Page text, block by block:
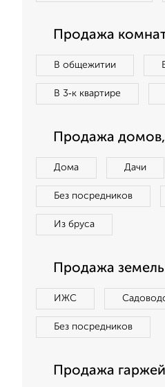
Продажа
В общежитии
В 3‑к квартире
Продажа домов,
Дома Дачи
Без посредников
Из бруса
Продажа
ИЖС
Без посредников
Продажа